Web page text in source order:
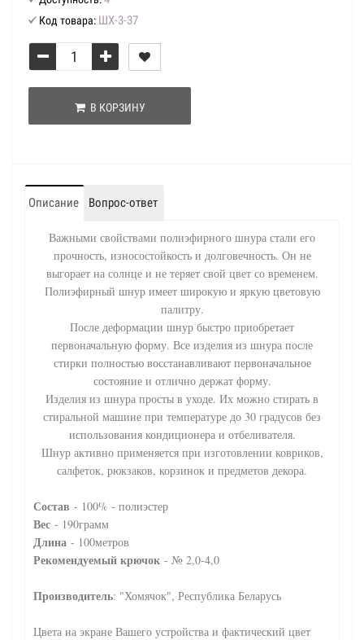
Код товара: ШХ-3-37
В КОРЗИНУ
Описание Вопрос-ответ
Важными свойствами полиэфирного шнура стали его
прочность, износостойкость и долговечность. Он не
выгорает на солнце и не теряет свой цвет со временем.
Полиэфирный шнур имеет широкую и яркую цветовую
палитру.
После деформации шнур быстро приобретает
первоначальную форму. Все изделия из шнура после
стирки полностью восстанавливают первоначальное
состояние и отлично держат форму.
Изделия из шнура просты в уходе. Их можно стирать в
стиральной машине при температуре до 30 градусов без
использования кондиционера и отбеливателя.
Шнур активно применяется при изготовлении ковриков,
салфеток, рюкзаков, корзинок и предметов декора.
Состав - 100% - полиэстер
Вес - 190грамм
Длина - 100метров
Рекомендуемый крючок - № 2,0-4,0
Производитель: "Хомячок", Республика Беларусь
Цвета на экране Вашего устройства и фактический цвет